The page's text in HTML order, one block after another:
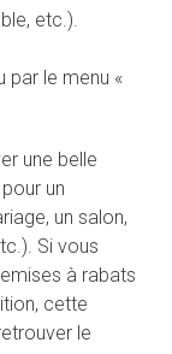
etc.).
par le menu «
une belle
un
un salon,
Si vous
à rabats
cette
le